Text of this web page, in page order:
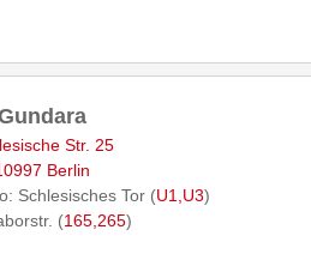
Str. 25
Berlin
Schlesisches Tor (U1,U3)
(165,265)